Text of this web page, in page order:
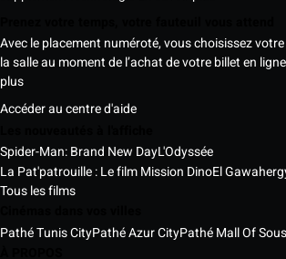
Avec le placement numéroté, vous choisissez
la salle au moment de l’achat de votre billet en
plus
Accéder au centre d'aide
Spider-Man: Brand New DayL'Odyssée
La Pat'patrouille : Le film Mission Dino
Tous les films
Pathé Tunis CityPathé Azur CityPathé Mall Of